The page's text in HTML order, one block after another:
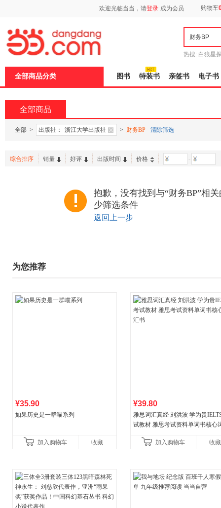
欢迎光临当当，请登录 成为会员 购物车
热搜: 白狼星
全部商品分类 图书 特装书 亲签书 电子书
全部商品
全部 > 出版社： 浙江大学出版社 > 财务BP 清除筛选
综合排序 销量 好评 出版时间 价格 -
抱歉，没有找到与“财务BP”相
少筛选条件
返回上一步
为您推荐
¥35.90
如果历史是一群喵系列
加入购物车 收藏
¥39.80
雅思词汇真经 刘洪波 学为贵
试教材 雅思考试资料单词书核心
加入购物车
收藏
页
加